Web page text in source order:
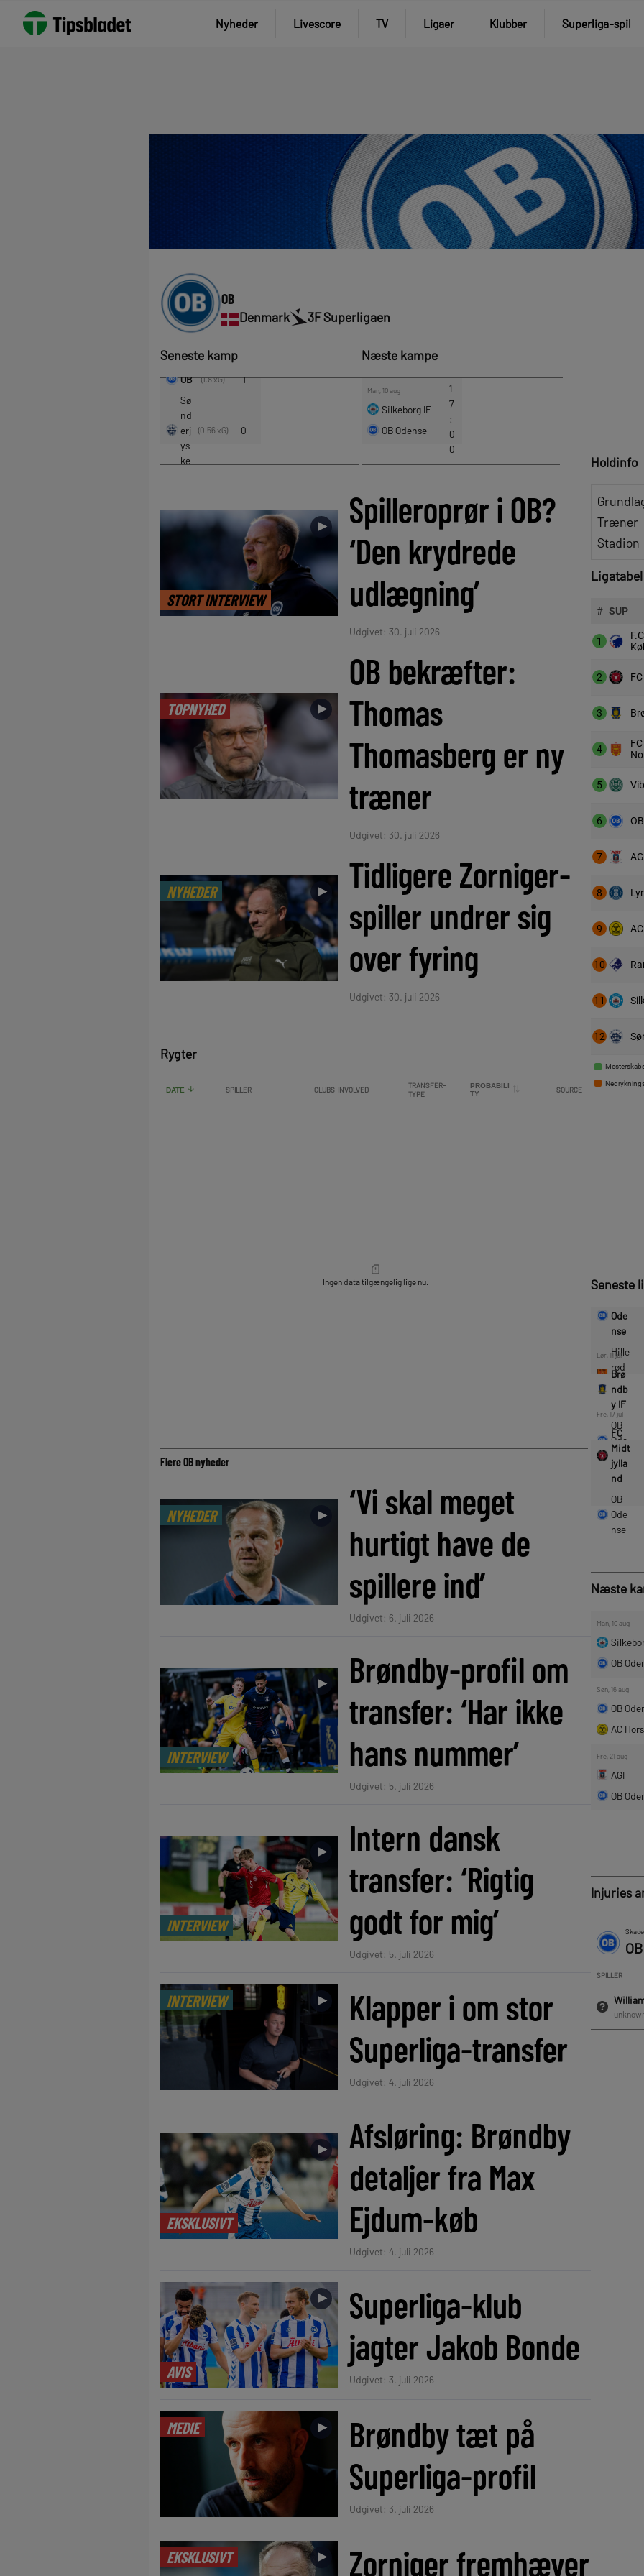
Nyheder Livescore TV Ligaer Klubber Superliga-spil
OB
Denmark 3F Superligaen
Seneste kamp Næste kampe
STORT INTERVIEW
►
Spilleroprør i OB?
‘Den krydrede
udlægning’
Udgivet: 30. juli 2026
TOPNYHED ►
OB bekræfter:
Thomas
Thomasberg er ny
træner
Udgivet: 30. juli 2026
NYHEDER ►
Tidligere Zorniger-
spiller undrer sig
over fyring
Udgivet: 30. juli 2026
Rygter
Flere OB nyheder
NYHEDER ►
‘Vi skal meget
hurtigt have de
spillere ind’
Udgivet: 6. juli 2026
INTERVIEW
►
Brøndby-profil om
transfer: ‘Har ikke
hans nummer’
Udgivet: 5. juli 2026
INTERVIEW
►
Intern dansk
transfer: ‘Rigtig
godt for mig’
Udgivet: 5. juli 2026
INTERVIEW ►
Klapper i om stor
Superliga-transfer
Udgivet: 4. juli 2026
EKSKLUSIVT
►
Afsløring: Brøndby
detaljer fra Max
Ejdum-køb
Udgivet: 4. juli 2026
AVIS
►
Superliga-klub
jagter Jakob Bonde
Udgivet: 3. juli 2026
MEDIE ►
Brøndby tæt på
Superliga-profil
Udgivet: 3. juli 2026
EKSKLUSIVT ► Zorniger fremhæver
Holdinfo
Træner
Stadion
Ligatabel
# SUP
1
2
3
4
FC
5
6 OB
7
8
9
10
11
12
Seneste
Næste
Injuries